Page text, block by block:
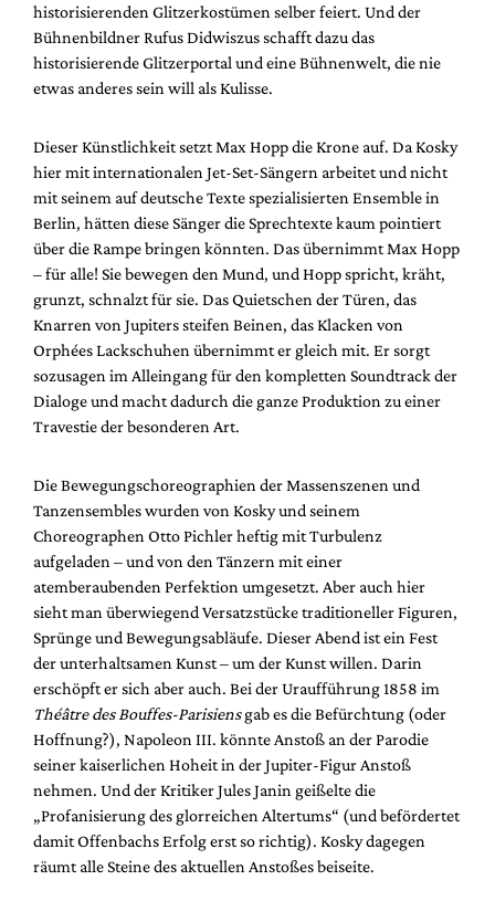
historisierenden Glitzerkostümen selber feiert. Und der
Bühnenbildner Rufus Didwiszus schafft dazu das
historisierende Glitzerportal und eine Bühnenwelt, die nie
etwas anderes sein will als Kulisse.
Dieser Künstlichkeit setzt Max Hopp die Krone auf. Da Kosky
hier mit internationalen Jet-Set-Sängern arbeitet und nicht
mit seinem auf deutsche Texte spezialisierten Ensemble in
Berlin, hätten diese Sänger die Sprechtexte kaum pointiert
über die Rampe bringen könnten. Das übernimmt Max Hopp
– für alle! Sie bewegen den Mund, und Hopp spricht, kräht,
grunzt, schnalzt für sie. Das Quietschen der Türen, das
Knarren von Jupiters steifen Beinen, das Klacken von
Orphées Lackschuhen übernimmt er gleich mit. Er sorgt
sozusagen im Alleingang für den kompletten Soundtrack der
Dialoge und macht dadurch die ganze Produktion zu einer
Travestie der besonderen Art.
Die Bewegungschoreographien der Massenszenen und
Tanzensembles wurden von Kosky und seinem
Choreographen Otto Pichler heftig mit Turbulenz
aufgeladen – und von den Tänzern mit einer
atemberaubenden Perfektion umgesetzt. Aber auch hier
sieht man überwiegend Versatzstücke traditioneller Figuren,
Sprünge und Bewegungsabläufe. Dieser Abend ist ein Fest
der unterhaltsamen Kunst – um der Kunst willen. Darin
erschöpft er sich aber auch. Bei der Uraufführung 1858 im
Théâtre des Bouffes-Parisiensgab es die Befürchtung (oder
Hoffnung?), Napoleon III. könnte Anstoß an der Parodie
seiner kaiserlichen Hoheit in der Jupiter-Figur Anstoß
nehmen. Und der Kritiker Jules Janin geißelte die
„Profanisierung des glorreichen Altertums“ (und befördertet
damit Offenbachs Erfolg erst so richtig). Kosky dagegen
räumt alle Steine des aktuellen Anstoßes beiseite.